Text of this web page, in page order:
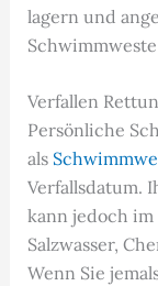
lagern und
Verfallen
Persönliche
als
Verfallsdatum.
kann jedoch
Salzwasser,
Wenn Sie